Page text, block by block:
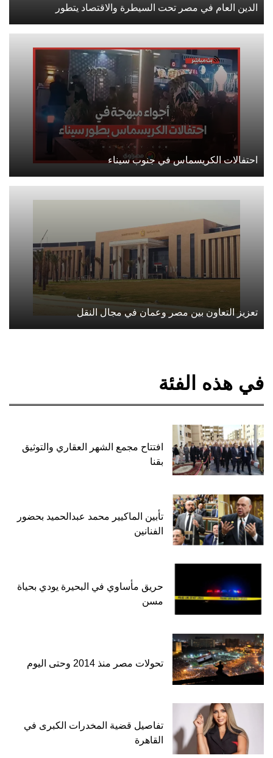
العام في مصر تحت السيطرة والاقتصاد يتطور
الكريسماس في جنوب سيناء
التعاون بين مصر وعمان في مجال النقل
هذه الفئة
افتتاح مجمع الشهر العقاري والتوثيق
بقنا
تأبين الماكيير محمد عبدالحميد بحضور
الفنانين
حريق مأساوي في البحيرة يودي بحياة
مسن
تحولات مصر منذ 2014 وحتى اليوم
تفاصيل قضية المخدرات الكبرى في
القاهرة